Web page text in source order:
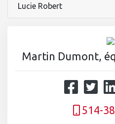
Lucie Robert
Martin Dumont,
514-